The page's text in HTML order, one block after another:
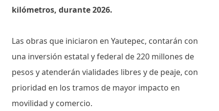
kilómetros, durante 2026.
Las obras que iniciaron en Yautepec, contarán con
una inversión estatal y federal de 220 millones de
pesos y atenderán vialidades libres y de peaje, con
prioridad en los tramos de mayor impacto en
movilidad y comercio.